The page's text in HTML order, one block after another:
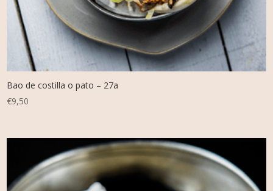
Bao de costilla o pato – 27a
€9,50